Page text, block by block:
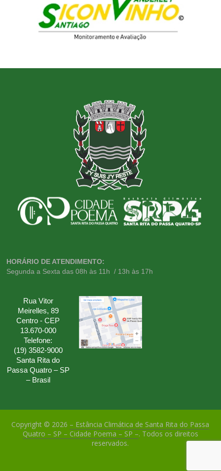
HORÁRIO DE ATENDIMENTO:
Segunda a Sexta das 08h às 11h / 13h às 17h
Rua Vitor
Meirelles, 89
Centro - CEP
13.670-000
Telefone:
(19) 3582-9000
Santa Rita do
Passa Quatro – SP
– Brasil
Copyright © 2026 – Estância Climática de Santa Rita do Passa
Quatro – SP – Cidade Poema – SP –. Todos os direitos
reservados.